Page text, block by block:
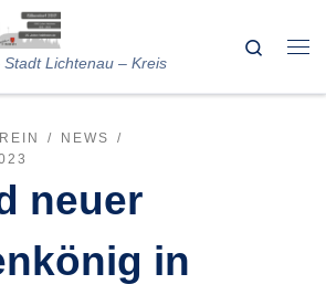
Lichtenau – Kreis
Search
NEWS
neuer
in